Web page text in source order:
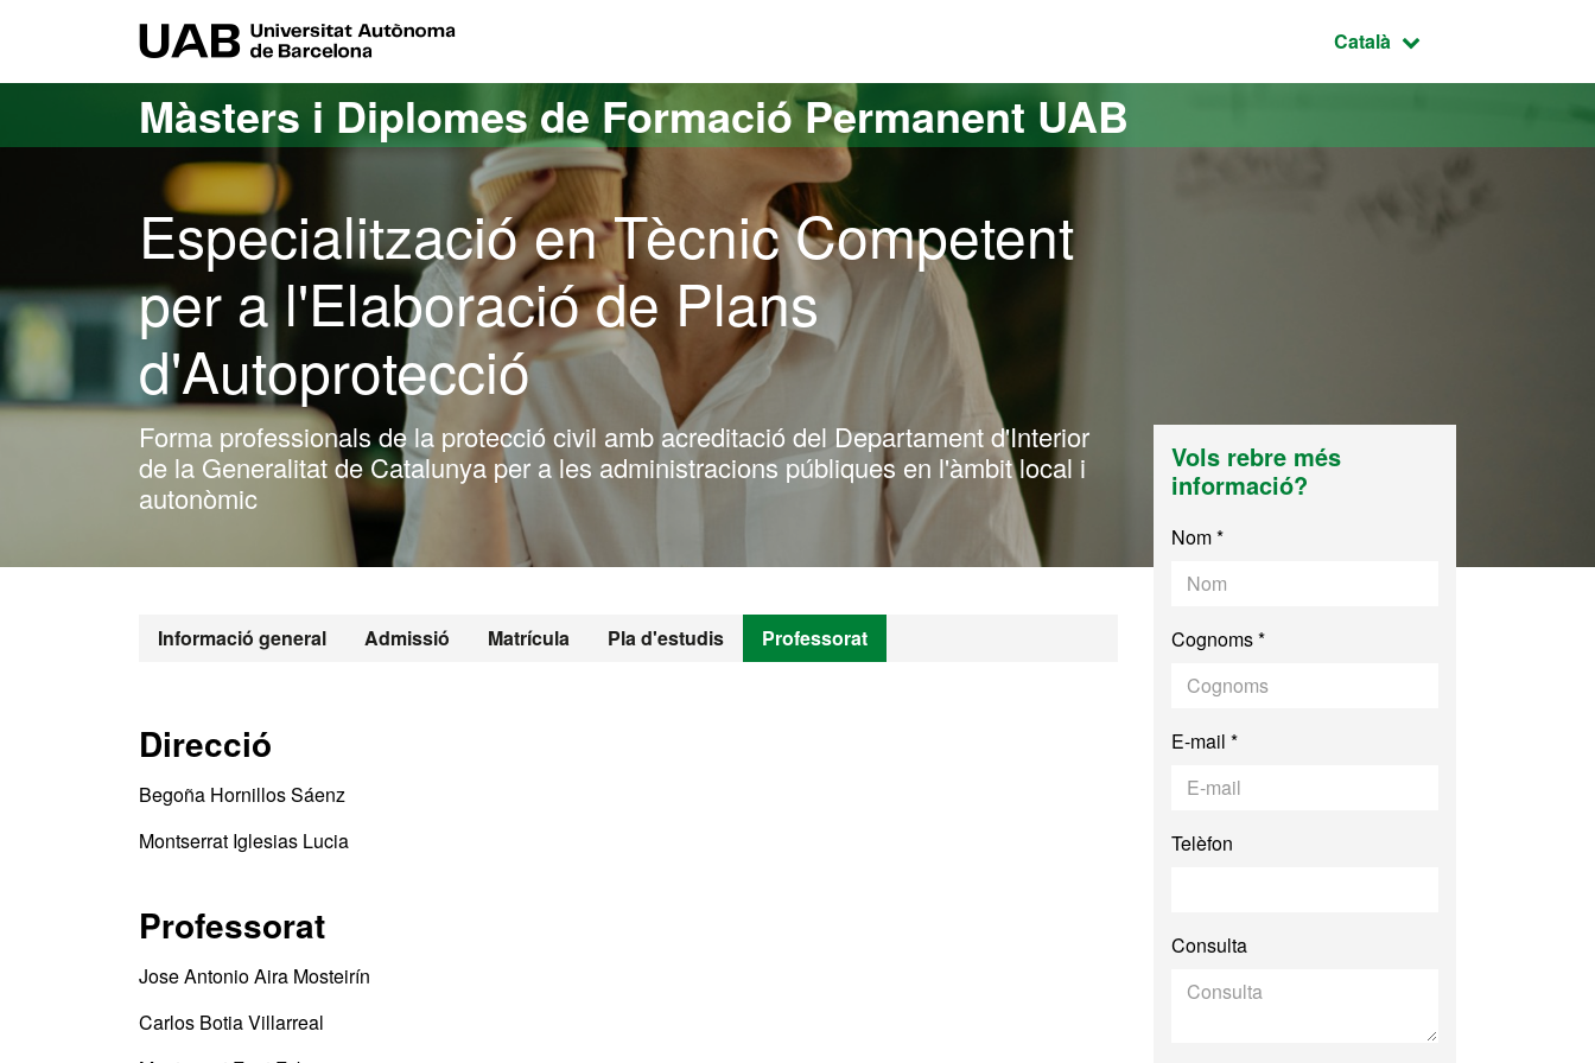
Idioma seleccionat:
Català
Màsters i Diplomes de Formació Permanent UAB
Especialització en Tècnic Competent
per a l'Elaboració de Plans
d'Autoprotecció
Forma professionals de la protecció civil amb acreditació del Departament d'Interior
de la Generalitat de Catalunya per a les administracions públiques en l'àmbit local i
autonòmic
Informació general Admissió Matrícula Pla d'estudis Professorat
Direcció
Begoña Hornillos Sáenz
Montserrat Iglesias Lucia
Professorat
Jose Antonio Aira Mosteirín
Carlos Botia Villarreal
Vols rebre més
informació?
Nom *
Cognoms *
E-mail *
Telèfon
Consulta